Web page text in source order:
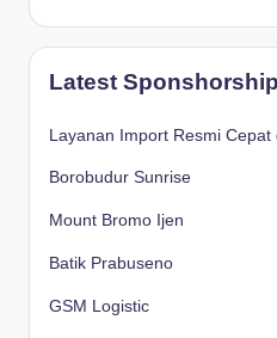
Latest Sponshorship
Layanan Import Resmi Cepat
Borobudur Sunrise
Mount Bromo Ijen
Batik Prabuseno
GSM Logistic